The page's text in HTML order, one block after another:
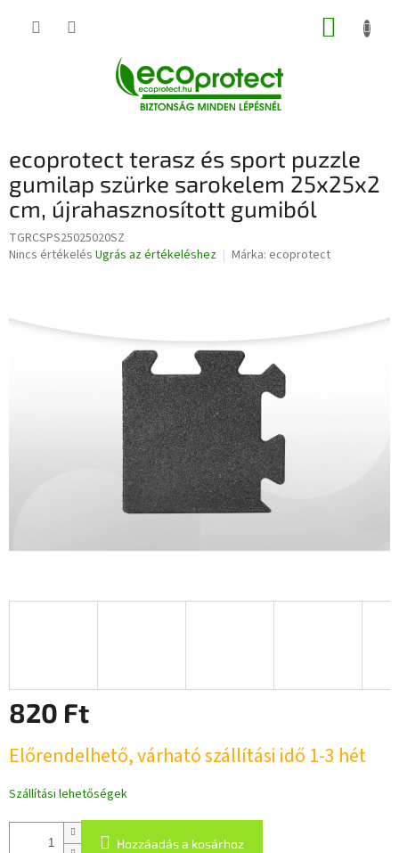
KOSÁR
ecoprotect terasz és sport puzzle
gumilap szürke sarokelem 25x25x2
cm, újrahasznosított gumiból
TGRCSPS25025020SZ
A
5-
Nincs értékelés Ugrás az értékeléshez Márka: ecoprotect
820 Ft
Előrendelhető, várható szállítási idő 1-3 hét
Szállítási lehetőségek
Hozzáadás a kosárhoz